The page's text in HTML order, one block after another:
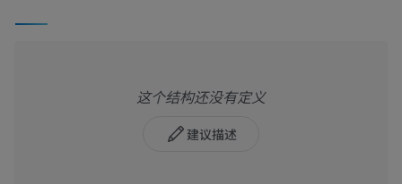
这个结构还没有定义
建议描述